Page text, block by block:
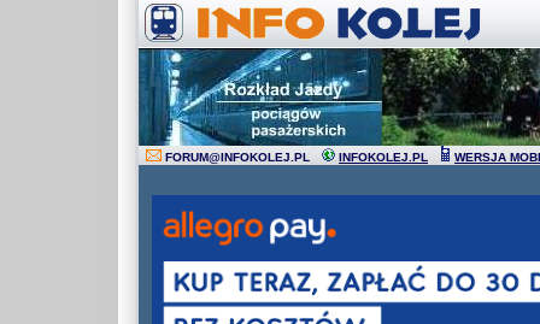
FORUM@INFOKOLEJ.PL INFOKOLEJ.PL WERSJA